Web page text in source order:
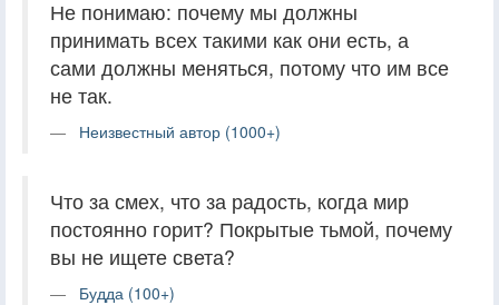
Не понимаю: почему мы должны
принимать всех такими как они есть, а
сами должны меняться, потому что им все
не так.
Неизвестный автор (1000+)
Что за смех, что за радость, когда мир
постоянно горит? Покрытые тьмой, почему
вы не ищете света?
Будда (100+)